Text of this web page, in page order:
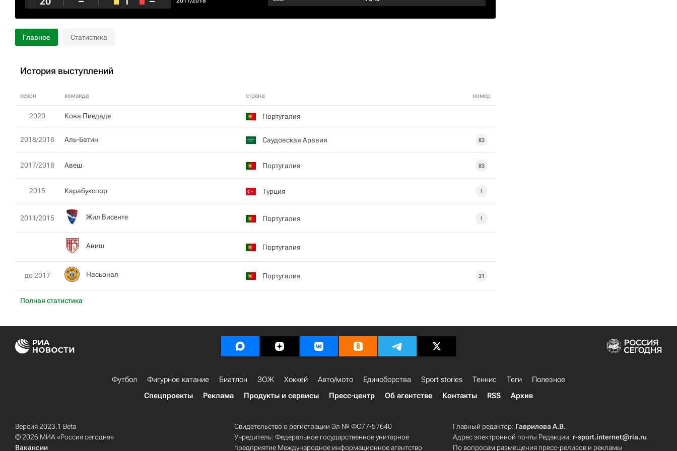
Главное Статистика
История выступлений
сезон команда страна номер
Полная статистика
2020 Кова Пиедаде Португалия
2018/2018 Аль-Батин Саудовская Аравия 83
2017/2018 Авеш Португалия 83
2015 Карабукспор Турция 1
2011/2015 Жил Висенте Португалия 1
Авиш Португалия
до 2017 Насьонал Португалия 31
Футбол Фигурное катание Биатлон ЗОЖ Хоккей Авто/мото Единоборства Sport stories Теннис Теги
Полезное
Спецпроекты
Реклама Продукты и сервисы Пресс-центр Об агентстве Контакты RSS Архив
Версия 2023.1 Beta
© 2026 МИА «Россия сегодня»
Вакансии
Свидетельство о регистрации Эл № ФС77-57640
Учредитель: Федеральное государственное унитарное
предприятие Международное информационное агентство
Главный редактор: Гаврилова А.В.
Адрес электронной почты Редакции: r-sport.internet@ria.ru
По вопросам размещения пресс-релизов и рекламы